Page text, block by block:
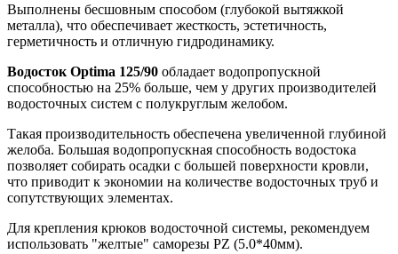
Выполнены бесшовным способом (глубокой вытяжкой
металла), что обеспечивает жесткость, эстетичность,
герметичность и отличную гидродинамику.
Водосток Optima 125/90 обладает водопропускной
способностью на 25% больше, чем у других производителей
водосточных систем с полукруглым желобом.
Такая производительность обеспечена увеличенной глубиной
желоба. Большая водопропускная способность водостока
позволяет собирать осадки с большей поверхности кровли,
что приводит к экономии на количестве водосточных труб и
сопутствующих элементах.
Для крепления крюков водосточной системы, рекомендуем
использовать "желтые" саморезы PZ (5.0*40мм).